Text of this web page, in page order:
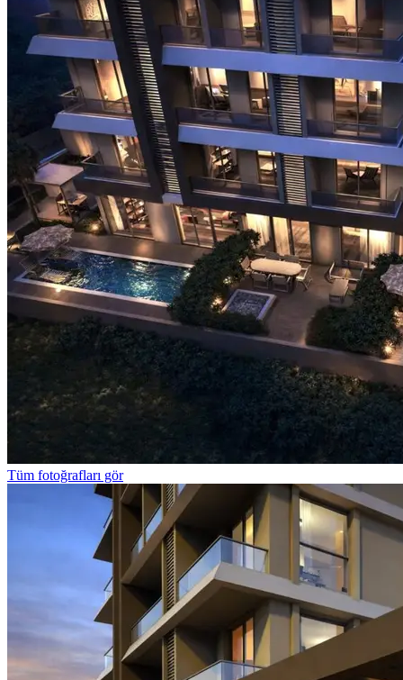
Tüm fotoğrafları gör